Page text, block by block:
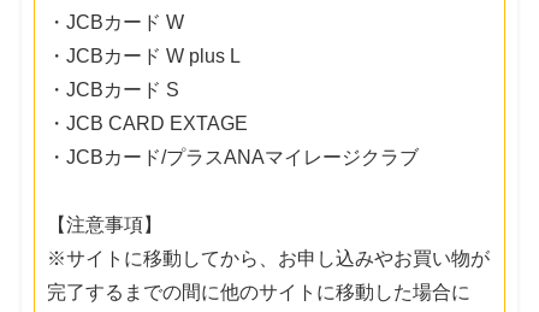
・JCBカード W
・JCBカード W plus L
・JCBカード S
・JCB CARD EXTAGE
・JCBカード/プラスANAマイレージクラブ
【注意事項】
※サイトに移動してから、お申し込みやお買い物が
完了するまでの間に他のサイトに移動した場合に